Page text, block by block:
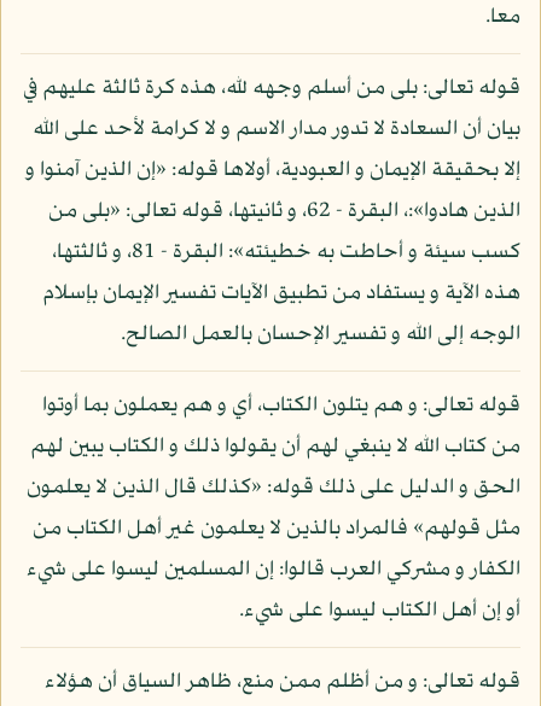
معا.
قوله تعالى: بلى من أسلم وجهه لله، هذه كرة ثالثة عليهم في
بيان أن السعادة لا تدور مدار الاسم و لا كرامة لأحد على الله
إلا بحقيقة الإيمان و العبودية، أولاها قوله: «إن الذين آمنوا و
الذين هادوا»:، البقرة - 62، و ثانيتها، قوله تعالى: «بلى من
كسب سيئة و أحاطت به خطيئته»: البقرة - 81، و ثالثتها،
هذه الآية و يستفاد من تطبيق الآيات تفسير الإيمان بإسلام
الوجه إلى الله و تفسير الإحسان بالعمل الصالح.
قوله تعالى: و هم يتلون الكتاب، أي و هم يعملون بما أوتوا
من كتاب الله لا ينبغي لهم أن يقولوا ذلك و الكتاب يبين لهم
الحق و الدليل على ذلك قوله: «كذلك قال الذين لا يعلمون
مثل قولهم» فالمراد بالذين لا يعلمون غير أهل الكتاب من
الكفار و مشركي العرب قالوا: إن المسلمين ليسوا على شيء
أو إن أهل الكتاب ليسوا على شيء.
قوله تعالى: و من أظلم ممن منع، ظاهر السياق أن هؤلاء